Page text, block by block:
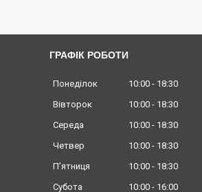
ГРАФІК РОБОТИ
Понеділок 10:00
18:30
Вівторок
10:00
18:30
Середа
10:00
18:30
Четвер
10:00
18:30
Пʼятниця
10:00
18:30
Субота
10:00 16:00